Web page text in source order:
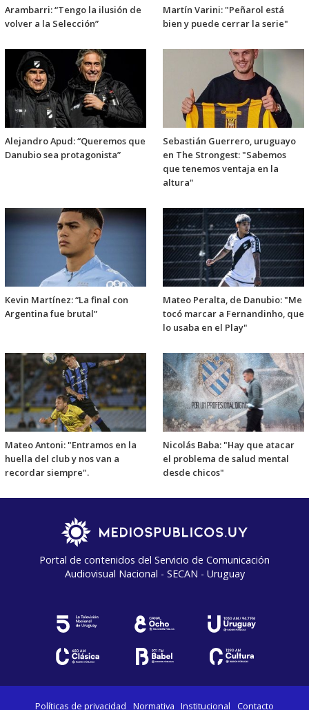
Arambarri: “Tengo la ilusión de
volver a la Selección”
Martín Varini: "Peñarol está
bien y puede cerrar la serie"
Alejandro Apud: “Queremos que
Danubio sea protagonista”
Sebastián Guerrero, uruguayo
en The Strongest: "Sabemos
que tenemos ventaja en la
altura"
Kevin Martínez: “La final con
Argentina fue brutal”
Mateo Peralta, de Danubio: "Me
tocó marcar a Fernandinho, que
lo usaba en el Play"
Mateo Antoni: "Entramos en la
huella del club y nos van a
recordar siempre".
Nicolás Baba: "Hay que atacar
el problema de salud mental
desde chicos"
Portal de contenidos del Servicio de Comunicación
Audiovisual Nacional - SECAN - Uruguay
Políticas de privacidad Normativa Institucional Contacto